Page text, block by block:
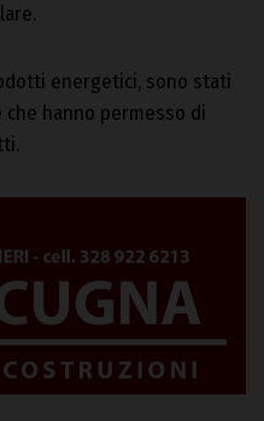
energetici, sono stati
hanno permesso di